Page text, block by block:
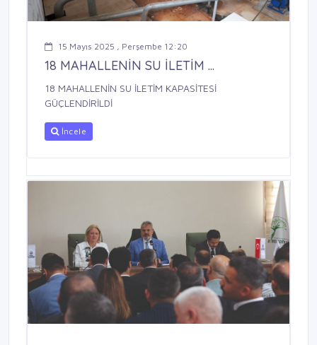
15 Mayıs 2025 , Perşembe 12:20
18 MAHALLENİN SU İLETİM ...
18 MAHALLENİN SU İLETİM KAPASİTESİ
GÜÇLENDİRİLDİ
İncele